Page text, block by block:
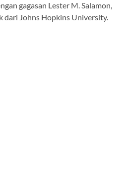
gagasan Lester M. Salamon,
dari Johns Hopkins University.